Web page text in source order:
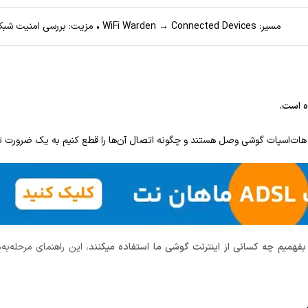
مسیر: WiFi Warden → Connected Devices • مزیت: بررسی امنیت شبکه • مناسب: کاربران امنیتی
است.
هات‌اسپات گوشی وصل هستند و چگونه اتصال آن‌ها را قطع کنیم به یک
بفهمیم چه کسانی از اینترنت گوشی ما استفاده میکنند، این راهنمای